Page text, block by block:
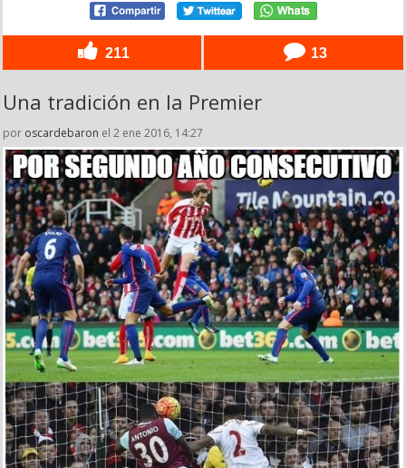
211 13
Una tradición en la Premier
por oscardebaron el 2 ene 2016, 14:27